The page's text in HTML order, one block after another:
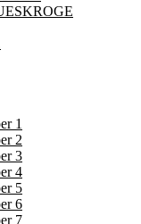
1
2
3
4
5
6
7